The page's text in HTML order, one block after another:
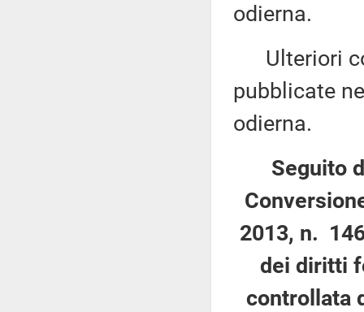
odierna.
Ulteriori
pubblicate
odierna.
Seguito
2013, n.
dei diritti
controllata